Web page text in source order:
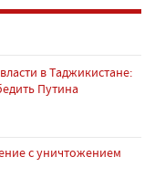
в Таджикистане:
Путина
с уничтожением